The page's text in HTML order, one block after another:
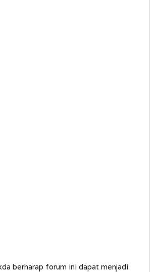
berharap forum ini dapat menjadi